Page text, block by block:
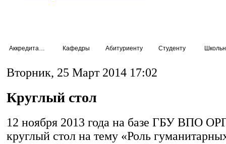
Кафедры Абитуриенту Студенту
Вторник, 25 Март 2014 17:02
Круглый стол
12 ноября 2013 года на базе ГБУ ВПО
круглый стол на тему «Роль